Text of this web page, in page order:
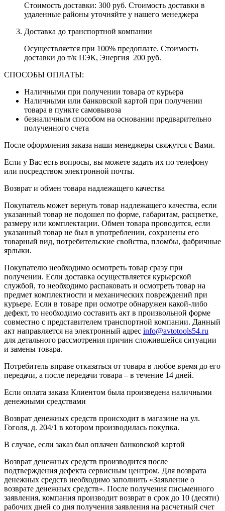
Стоимость доставки: 300 руб. Стоимость доставки в
удаленные районы уточняйте у нашего менеджера
Доставка до транспортной компании
Осуществляется при 100% предоплате. Стоимость
доставки до т/к ПЭК, Энергия 200 руб.
СПОСОБЫ ОПЛАТЫ:
Наличными при получении товара от курьера
Наличными или банковской картой при получении
товара в пункте самовывоза
безналичным способом на основании предварительно
полученного счета
После оформления заказа наши менеджеры свяжутся с Вами.
Если у Вас есть вопросы, вы можете задать их по телефону
или посредством электронной почты.
Возврат и обмен товара надлежащего качества
Покупатель может вернуть товар надлежащего качества, если
указанный товар не подошел по форме, габаритам, расцветке,
размеру или комплектации. Обмен товара проводится, если
указанный товар не был в употреблении, сохранены его
товарный вид, потребительские свойства, пломбы, фабричные
ярлыки.
Покупателю необходимо осмотреть товар сразу при
получении. Если доставка осуществляется курьерской
службой, то необходимо распаковать и осмотреть товар на
предмет комплектности и механических повреждений при
курьере. Если в товаре при осмотре обнаружен какой-либо
дефект, то необходимо составить акт в произвольной форме
совместно с представителем транспортной компании. Данный
акт направляется на электронный адрес info@avtotools54.ru
для детального рассмотрения причин сложившейся ситуации
и замены товара.
Потребитель вправе отказаться от товара в любое время до его
передачи, а после передачи товара – в течение 14 дней.
Если оплата заказа Клиентом была произведена наличными
денежными средствами
Возврат денежных средств происходит в магазине на ул.
Гоголя, д. 204/1 в котором производилась покупка.
В случае, если заказ был оплачен банковской картой
Возврат денежных средств производится после
подтверждения дефекта сервисным центром. Для возврата
денежных средств необходимо заполнить «Заявление о
возврате денежных средств». После получения письменного
заявления, компания производит возврат в срок до 10 (десяти)
рабочих дней со дня получения заявления на расчетный счет